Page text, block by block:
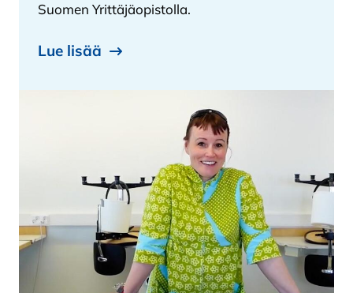
Suomen Yrittäjäopistolla.
Lue lisää